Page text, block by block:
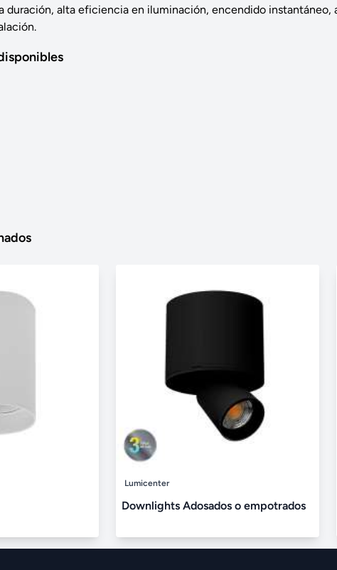
duración, alta eficiencia en iluminación, encendido instantáneo,
Lumicenter
Downlights Adosados o empotrados